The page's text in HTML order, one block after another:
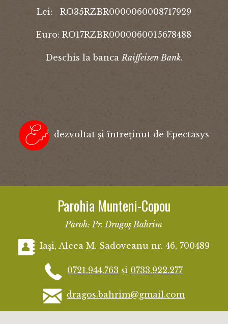
Lei: RO35RZBR0000060008717929
Euro: RO17RZBR0000060015678488
Deschis la banca Raiffeisen Bank.
dezvoltat și întreținut de Epectasys
Parohia Munteni-Copou
Paroh: Pr. Dragoş Bahrim
Iaşi, Aleea M. Sadoveanu nr. 46, 700489
0721.944.763 și 0733.922.277
dragos.bahrim@gmail.com